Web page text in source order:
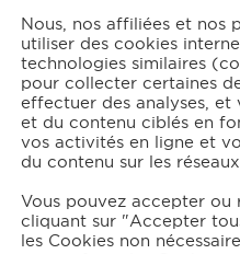
400 g d'escalope de poulet
capsules de cœur de bouillon® MAGGI®
500 g de poivrons (rouge, vert et jaune)
200 g de tomates cerises
oignon
Nous, nos affiliées et nos
utiliser des cookies
technologies similaires
pour collecter certaines
effectuer des analyses,
et du contenu ciblés en
vos activités en ligne et
du contenu sur les
Vous pouvez accepter ou
cliquant sur "Accepter
les Cookies non